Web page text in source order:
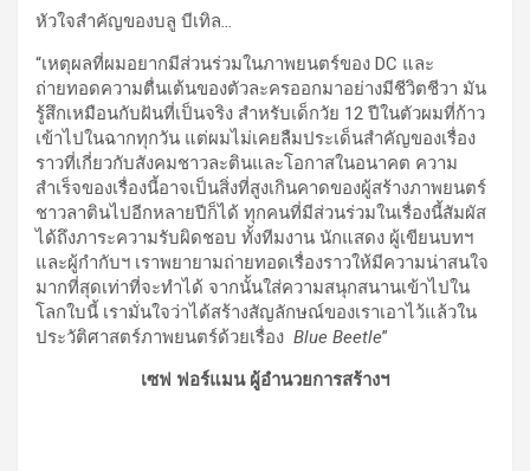
หัวใจสำคัญของบลู บีเทิล…
“เหตุผลที่ผมอยากมีส่วนร่วมในภาพยนตร์ของ DC และ
ถ่ายทอดความตื่นเต้นของตัวละครออกมาอย่างมีชีวิตชีวา มัน
รู้สึกเหมือนกับฝันที่เป็นจริง สำหรับเด็กวัย 12 ปีในตัวผมที่ก้าว
เข้าไปในฉากทุกวัน แต่ผมไม่เคยลืมประเด็นสำคัญของเรื่อง
ราวที่เกี่ยวกับสังคมชาวละตินและโอกาสในอนาคต ความ
สำเร็จของเรื่องนี้อาจเป็นสิ่งที่สูงเกินคาดของผู้สร้างภาพยนตร์
ชาวลาตินไปอีกหลายปีก็ได้ ทุกคนที่มีส่วนร่วมในเรื่องนี้สัมผัส
ได้ถึงภาระความรับผิดชอบ ทั้งทีมงาน นักแสดง ผู้เขียนบทฯ
และผู้กำกับฯ เราพยายามถ่ายทอดเรื่องราวให้มีความน่าสนใจ
มากที่สุดเท่าที่จะทำได้ จากนั้นใส่ความสนุกสนานเข้าไปใน
โลกใบนี้ เรามั่นใจว่าได้สร้างสัญลักษณ์ของเราเอาไว้แล้วใน
ประวัติศาสตร์ภาพยนตร์ด้วยเรื่อง Blue Beetle”
เซฟ ฟอร์แมน ผู้อำนวยการสร้างฯ